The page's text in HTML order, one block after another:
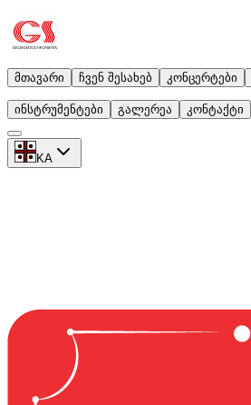
მთავარი ჩვენ შესახებ კონცერტები
ინსტრუმენტები გალერეა კონტაქტი
KA